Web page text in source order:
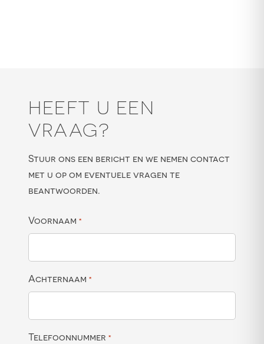
HEEFT U EEN
VRAAG?
Stuur ons een bericht en we nemen contact
met u op om eventuele vragen te
beantwoorden.
Voornaam *
Achternaam *
Telefoonnummer *